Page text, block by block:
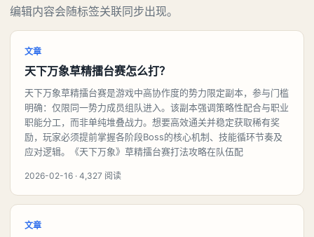
编辑内容会随标签关联同步出现。
文章
天下万象草精擂台赛怎么打？
天下万象草精擂台赛是游戏中高协作度的势力限定副本，参与门槛
明确：仅限同一势力成员组队进入。该副本强调策略性配合与职业
职能分工，而非单纯堆叠战力。想要高效通关并稳定获取稀有奖
励，玩家必须提前掌握各阶段Boss的核心机制、技能循环节奏及
应对逻辑。《天下万象》草精擂台赛打法攻略在队伍配
2026-02-16 · 4,327 阅读
文章